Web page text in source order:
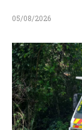
05/08/2026